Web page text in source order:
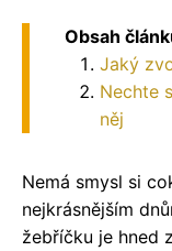
Obsah
Jaký
Nechte
něj
Nemá smysl si
nejkrásnějším
žebříčku je hned